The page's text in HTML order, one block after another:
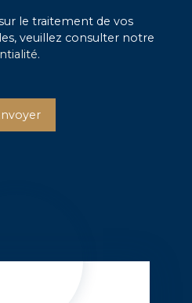
le traitement de vos
veuillez consulter notre
.